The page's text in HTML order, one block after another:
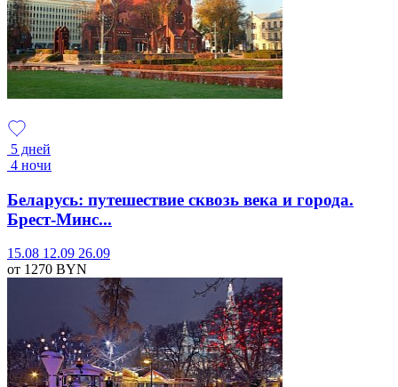
5 дней
4 ночи
Беларусь: путешествие сквозь века и города.
Брест-Минс...
15.08 12.09 26.09
от 1270 BYN